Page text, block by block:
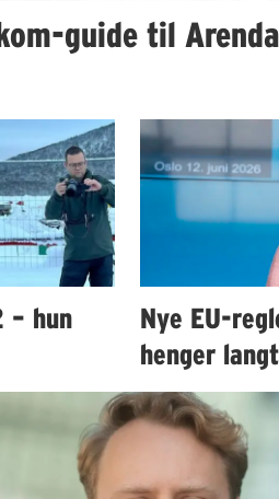
guide til
– hun
Nye EU-
henger